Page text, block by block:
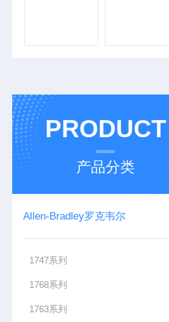
PRODUCT
产品分类
Allen-Bradley罗克韦尔
1747系列
1768系列
1763系列